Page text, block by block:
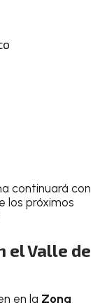
continuará con
los próximos
el Valle de
en la Zona